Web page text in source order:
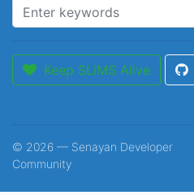
Keep SLiMS Alive
© 2026 — Senayan Developer
Community